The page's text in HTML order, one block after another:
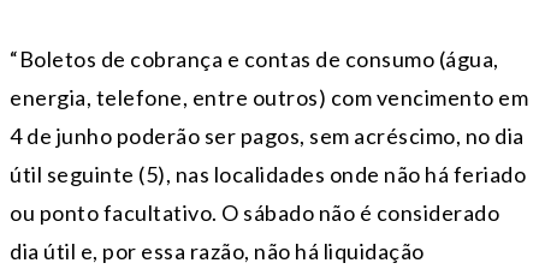
“Boletos de cobrança e contas de consumo (água,
energia, telefone, entre outros) com vencimento em
4 de junho poderão ser pagos, sem acréscimo, no dia
útil seguinte (5), nas localidades onde não há feriado
ou ponto facultativo. O sábado não é considerado
dia útil e, por essa razão, não há liquidação